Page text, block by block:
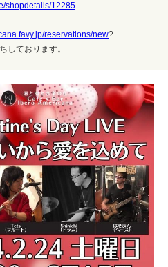
shopdetails/12285
reservations/new?
しております。